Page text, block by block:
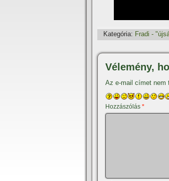
Kategória: Fradi -
Vélemény,
Az e-mail címet nem
Hozzászólás *